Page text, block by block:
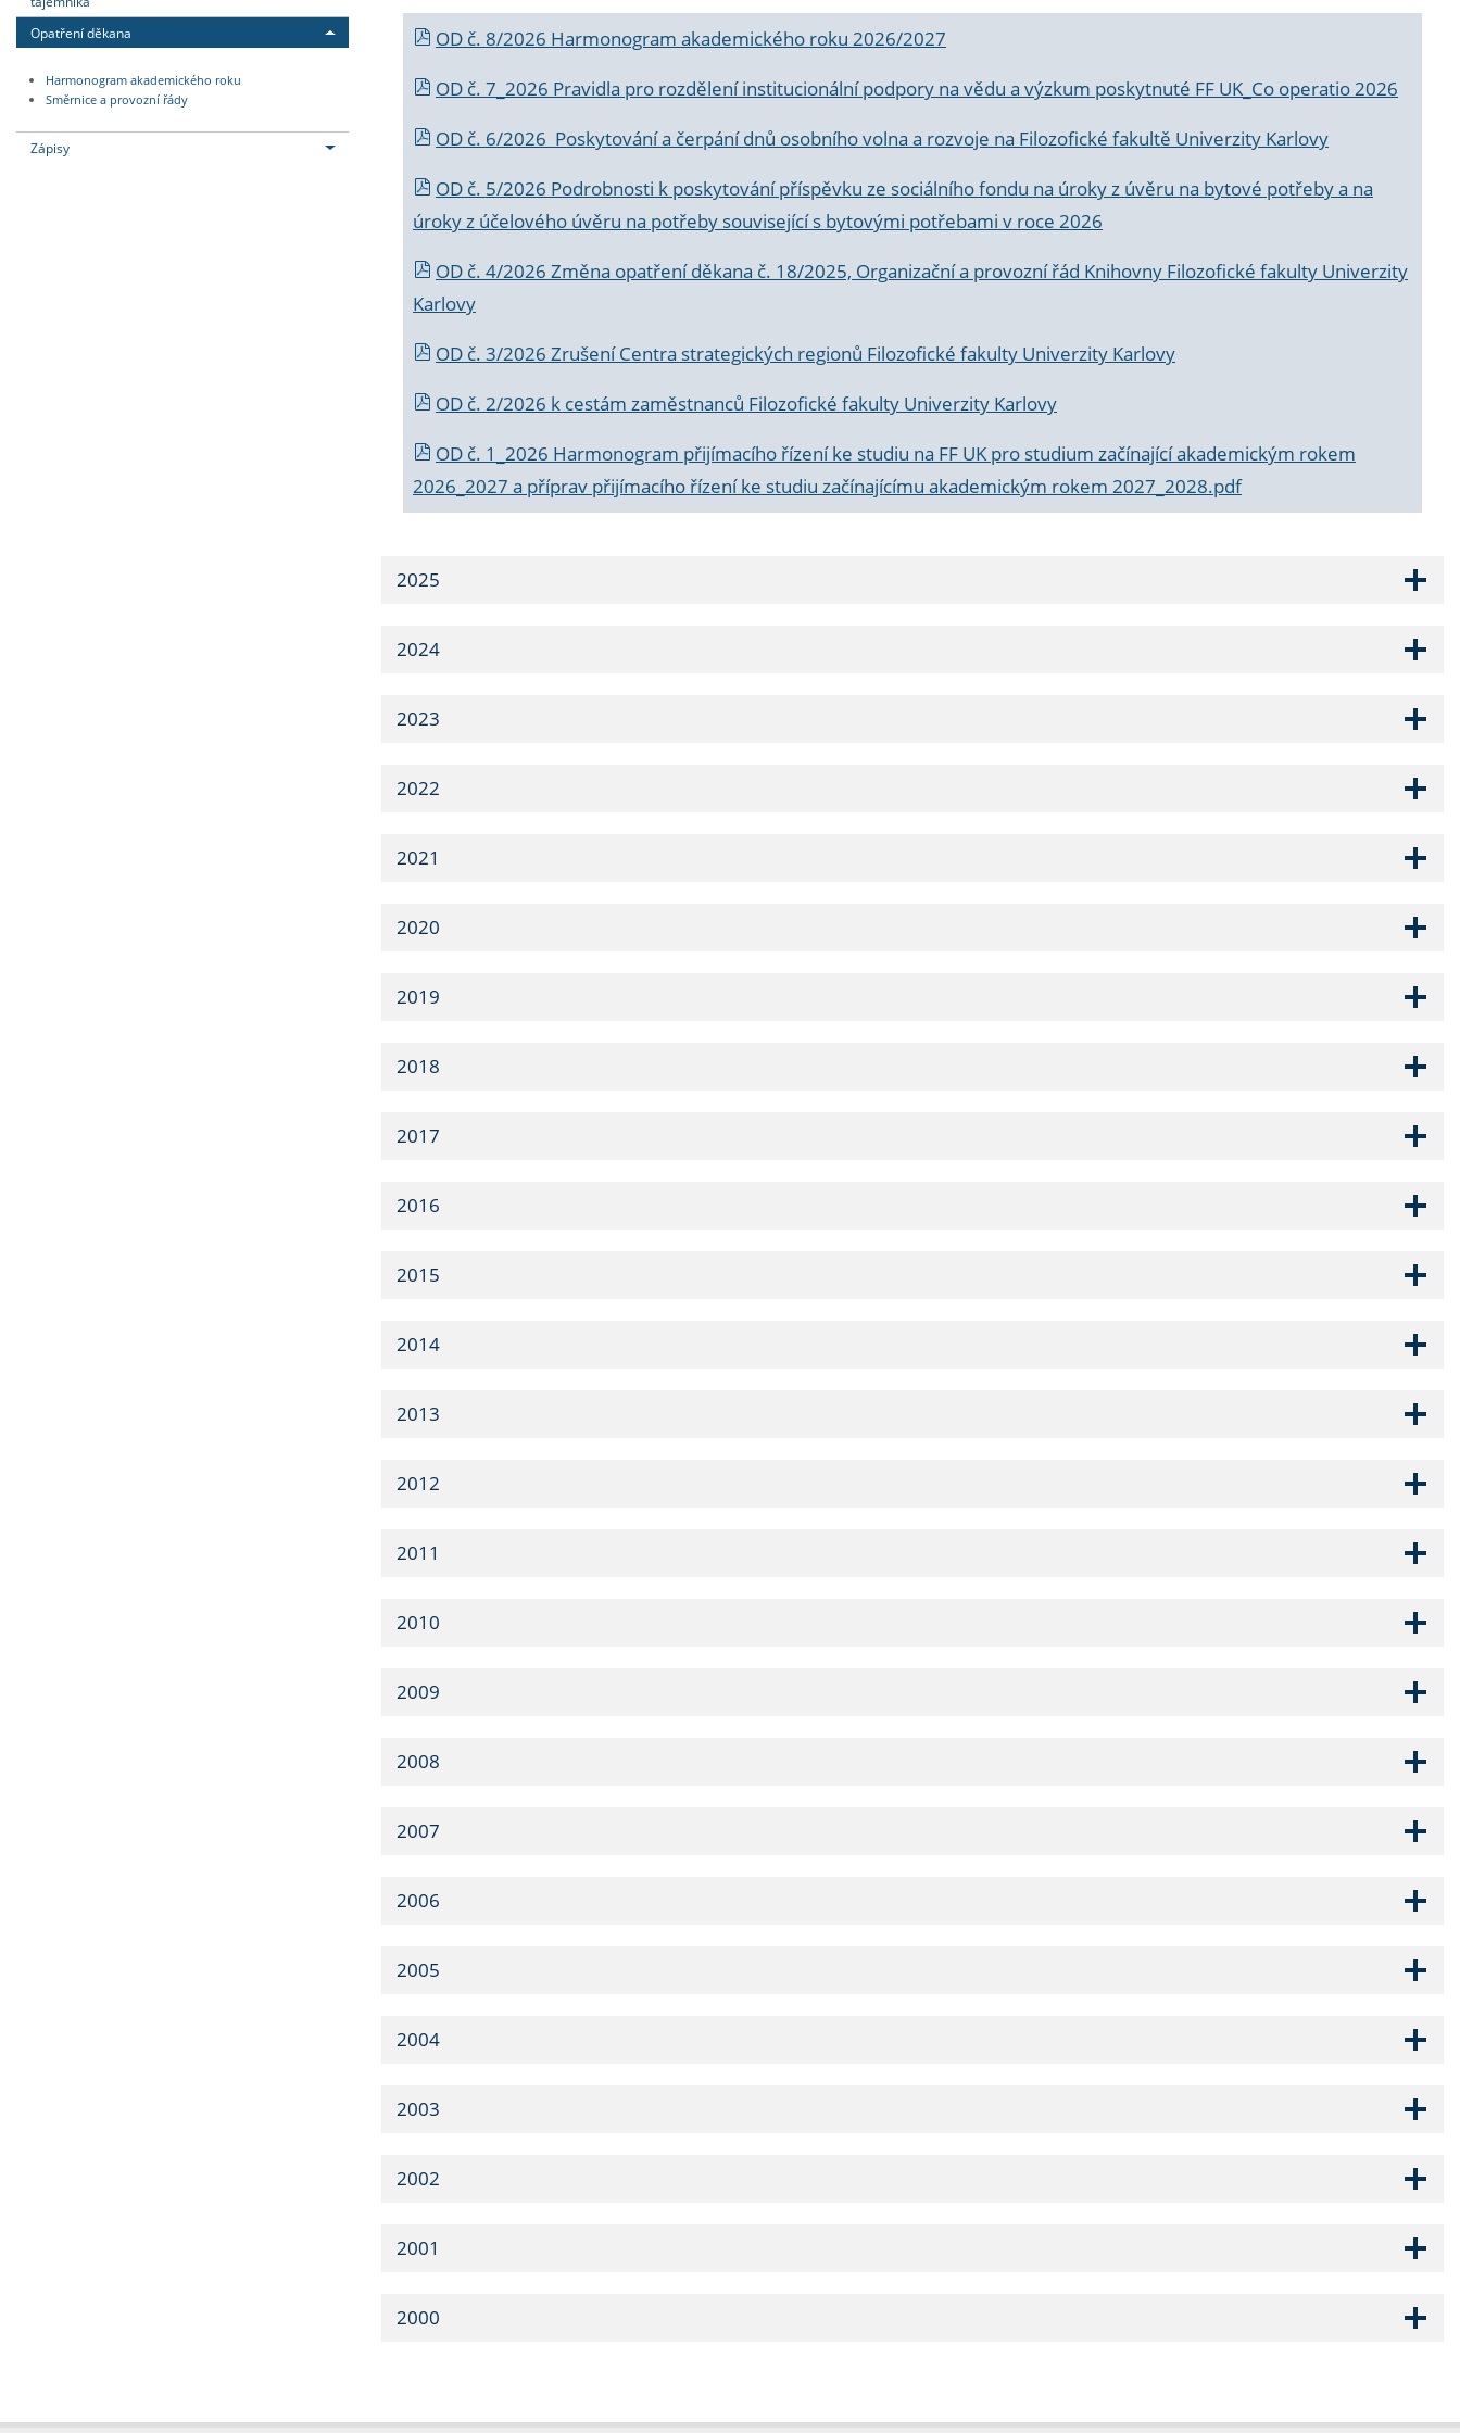
Opatření děkana
Harmonogram akademického roku
Směrnice a provozní řády
Zápisy
OD č. 8/2026 Harmonogram akademického roku 2026/2027
OD č. 7_2026 Pravidla pro rozdělení institucionální podpory na vědu a výzkum poskytnuté FF UK_Co operatio 2026
OD č. 6/2026 Poskytování a čerpání dnů osobního volna a rozvoje na Filozofické fakultě Univerzity Karlovy
OD č. 5/2026 Podrobnosti k poskytování příspěvku ze sociálního fondu na úroky z úvěru na bytové potřeby a na
úroky z účelového úvěru na potřeby související s bytovými potřebami v roce 2026
OD č. 4/2026 Změna opatření děkana č. 18/2025, Organizační a provozní řád Knihovny Filozofické fakulty Univerzity
Karlovy
OD č. 3/2026 Zrušení Centra strategických regionů Filozofické fakulty Univerzity Karlovy
OD č. 2/2026 k cestám zaměstnanců Filozofické fakulty Univerzity Karlovy
OD č. 1_2026 Harmonogram přijímacího řízení ke studiu na FF UK pro studium začínající akademickým rokem
2026_2027 a příprav přijímacího řízení ke studiu začínajícímu akademickým rokem 2027_2028.pdf
2025
2024
2023
2022
2021
2020
2019
2018
2017
2016
2015
2014
2013
2012
2011
2010
2009
2008
2007
2006
2005
2004
2003
2002
2001
2000